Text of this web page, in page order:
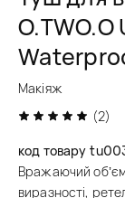
Макіяж
(2)
код товару
Вражаючий
виразності,